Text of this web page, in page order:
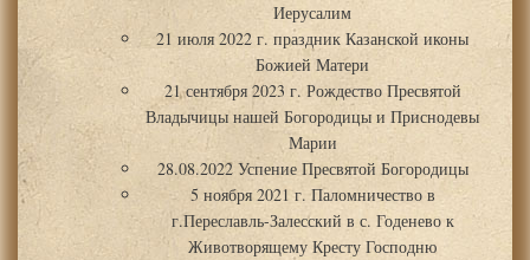
Иерусалим
21 июля 2022 г. праздник Казанской иконы
Божией Матери
21 сентября 2023 г. Рождество Пресвятой
Владычицы нашей Богородицы и Приснодевы
Марии
28.08.2022 Успение Пресвятой Богородицы
5 ноября 2021 г. Паломничество в
г.Переславль-Залесский в с. Годенево к
Животворящему Кресту Господню